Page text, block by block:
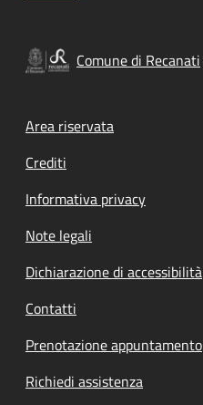
Comune di Recanati
Footer menu
Area riservata
Crediti
Informativa privacy
Note legali
Dichiarazione di accessibilità
Contatti
Prenotazione appuntamento
Richiedi assistenza